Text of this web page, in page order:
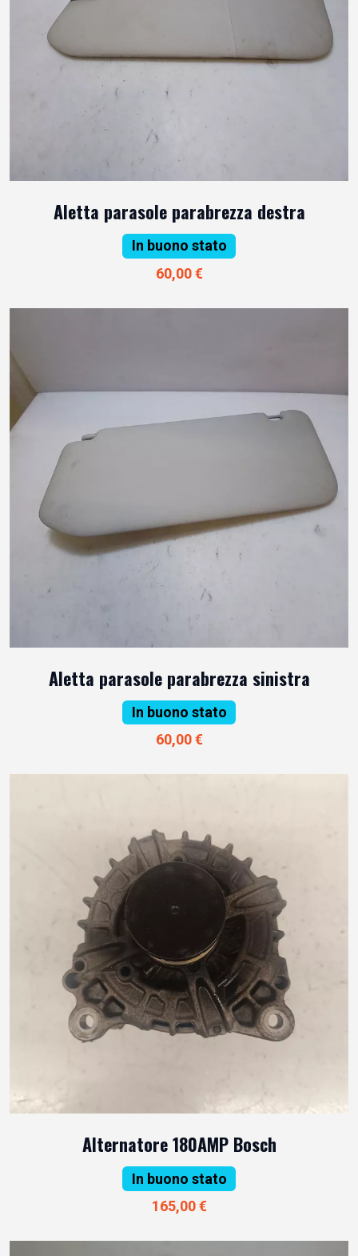
Aletta parasole parabrezza destra
In buono stato
60,00 €
Aletta parasole parabrezza sinistra
In buono stato
60,00 €
Alternatore 180AMP Bosch
In buono stato
165,00 €